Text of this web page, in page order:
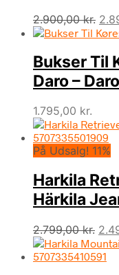
2.900,00kr. Den
var:
Bukser Til
Daro –
1.795,00 kr.
På Udsalg! 11%
Harkila
Härkila
2.799,00kr. Den
pris